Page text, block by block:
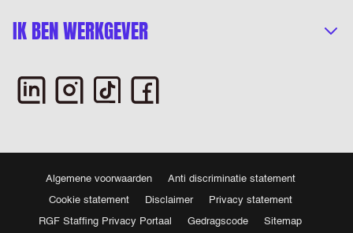
IK BEN WERKGEVER
Algemene voorwaarden Anti discriminatie statement
Cookie statement Disclaimer Privacy statement
RGF Staffing Privacy Portaal Gedragscode Sitemap